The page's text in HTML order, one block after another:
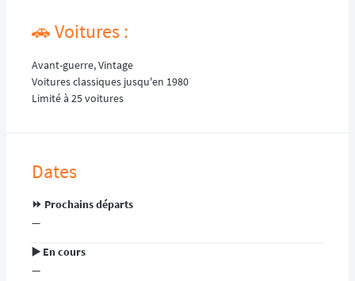
🚗 Voitures :
Avant-guerre, Vintage
Voitures classiques jusqu'en 1980
Limité à 25 voitures
Dates
⏩️ Prochains départs
—
▶️ En cours
—